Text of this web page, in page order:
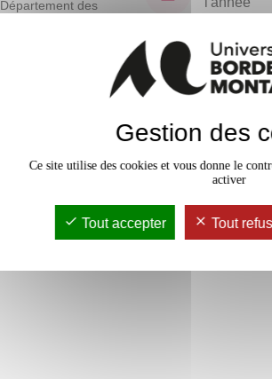
Département des
Gestion des
Ce site utilise des cookies et vous donne le
activer
Tout accepter Tout